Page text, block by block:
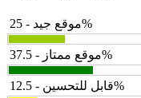
موقع جيد - 25%
موقع ممتاز - 37.5%
قابل للتحسين - 12.5%